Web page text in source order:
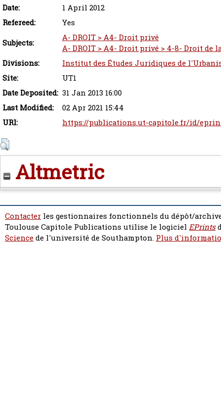
Date:
1 April 2012
Refereed:
Yes
Subjects:
A- DROIT > A4- Droit privé
A- DROIT > A4- Droit privé > 4-8- Droit
Divisions:
Institut des Études Juridiques de
Site:
UT1
Date Deposited: 31 Jan 2013 16:00
Last Modified:
02 Apr 2021 15:44
URI:
https://publications.ut-capitole.fr/id/
Altmetric
Contacter les gestionnaires fonctionnels du dépôt/
Toulouse Capitole Publications utilise le logiciel EPrints
Sciencede l'université de Southampton. Plus